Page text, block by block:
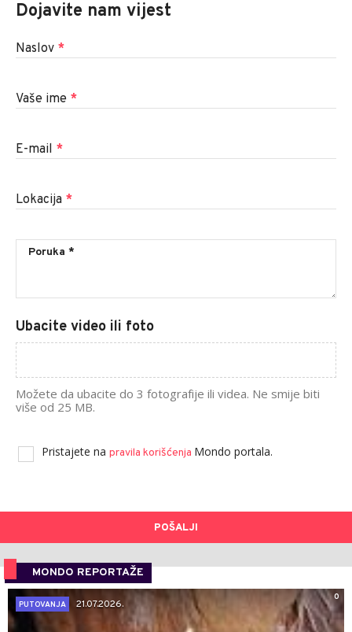
Dojavite nam vijest
Naslov *
Vaše ime *
E-mail *
Lokacija *
Ubacite video ili foto
Možete da ubacite do 3 fotografije ili videa. Ne smije biti
više od 25 MB.
Pristajete na pravila korišćenja Mondo portala.
POŠALJI
MONDO REPORTAŽE
0
PUTOVANJA
21.07.2026.